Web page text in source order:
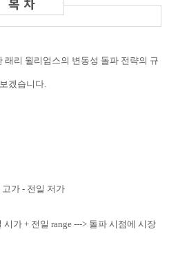
래리 윌리엄스의 변동성 돌파 전략의 규
겠습니다.
가 - 전일 저가
가 + 전일 range ---> 돌파 시점에 시장